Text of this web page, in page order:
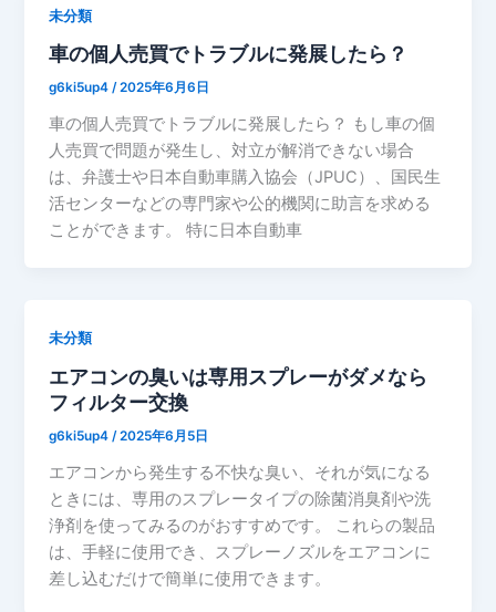
未分類
車の個人売買でトラブルに発展したら？
g6ki5up4/2025年6月6日
車の個人売買でトラブルに発展したら？ もし車の個
人売買で問題が発生し、対立が解消できない場合
は、弁護士や日本自動車購入協会（JPUC）、国民生
活センターなどの専門家や公的機関に助言を求める
ことができます。 特に日本自動車
未分類
エアコンの臭いは専用スプレーがダメなら
フィルター交換
g6ki5up4 /2025年6月5日
エアコンから発生する不快な臭い、それが気になる
ときには、専用のスプレータイプの除菌消臭剤や洗
浄剤を使ってみるのがおすすめです。 これらの製品
は、手軽に使用でき、スプレーノズルをエアコンに
差し込むだけで簡単に使用できます。